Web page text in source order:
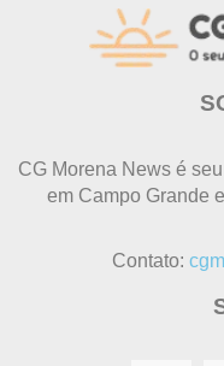
CG Morena News é
em Campo Grande
Contato: